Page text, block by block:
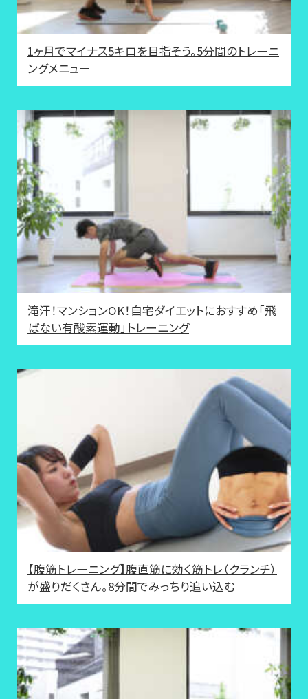
1ヶ月でマイナス5キロを目指そう。5分間のトレーニ
ングメニュー
滝汗！マンションOK！自宅ダイエットにおすすめ「飛
ばない有酸素運動」トレーニング
【腹筋トレーニング】腹直筋に効く筋トレ（クランチ）
が盛りだくさん。8分間でみっちり追い込む